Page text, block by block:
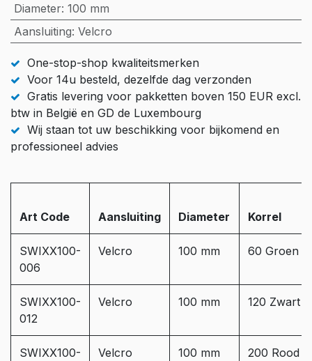
Diameter: 100 mm
Aansluiting: Velcro
One-stop-shop kwaliteitsmerken
Voor 14u besteld, dezelfde dag verzonden
Gratis levering voor pakketten boven 150 EUR excl.
btw in België en GD de Luxembourg
Wij staan tot uw beschikking voor bijkomend en
professioneel advies
Art Code Aansluiting Diameter Korrel
SWIXX100-
006
Velcro 100 mm 60 Groen
SWIXX100-
012
Velcro 100 mm 120 Zwart
SWIXX100-
Velcro 100 mm 200 Rood